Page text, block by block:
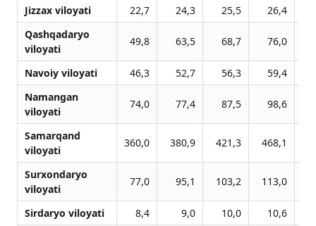
Jizzax viloyati
22,7 24,3 25,5 26,4
Qashqadaryo
viloyati
49,8 63,5 68,7 76,0
Navoiy viloyati 46,3 52,7 56,3 59,4
Namangan
viloyati
74,0 77,4 87,5 98,6
Samarqand
viloyati
360,0 380,9 421,3 468,1
Surxondaryo
viloyati
77,0 95,1 103,2 113,0
Sirdaryo viloyati 8,4 9,0 10,0 10,6